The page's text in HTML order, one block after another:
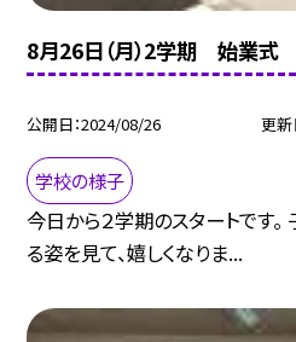
8月26日（月）2学期 始業式
公開日 2024/08/26 更新
学校の様子
今日から２学期のスタートです
る姿を見て、嬉しくなりま...